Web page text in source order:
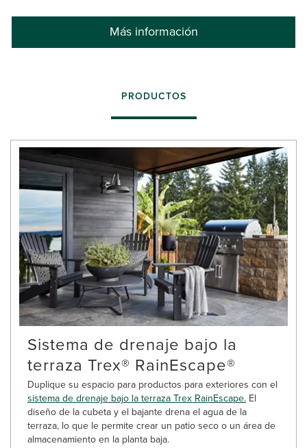
Más información
PRODUCTOS
Sistema de drenaje bajo la
terraza Trex® RainEscape®
Duplique su espacio para productos para exteriores con el
sistema de drenaje bajo la terraza Trex RainEscape. El
diseño de la cubeta y el bajante drena el agua de la
terraza, lo que le permite crear un patio seco o un área de
almacenamiento en la planta baja.